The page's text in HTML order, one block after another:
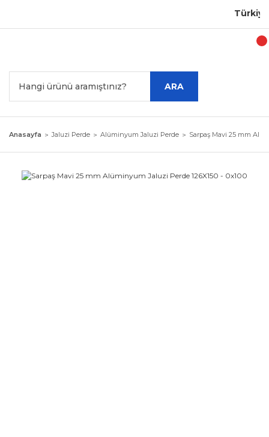
ARA
Anasayfa Jaluzi Perde Alüminyum Jaluzi Perde Sarpaş Mavi 25 mm